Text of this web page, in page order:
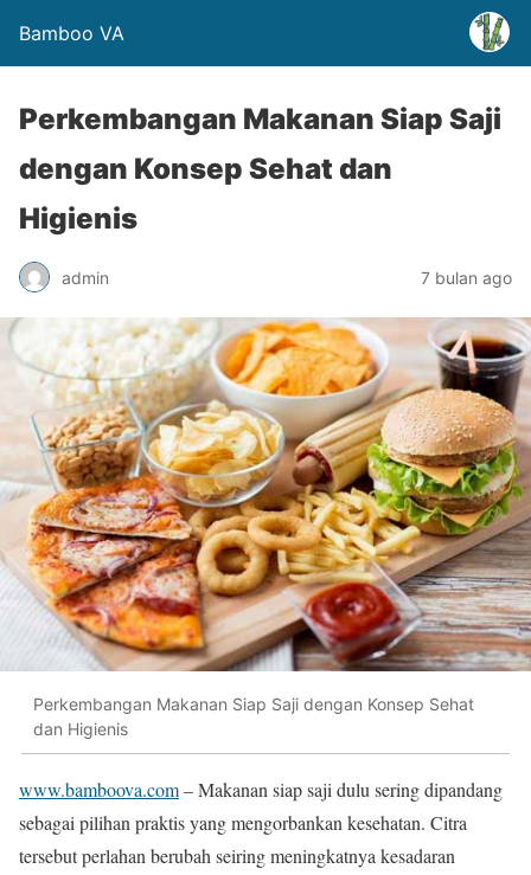
Bamboo VA
Perkembangan Makanan Siap Saji
dengan Konsep Sehat dan
Higienis
admin 7 bulan ago
Perkembangan Makanan Siap Saji dengan Konsep Sehat
dan Higienis
www.bamboova.com– Makanan siap saji dulu sering dipandang
sebagai pilihan praktis yang mengorbankan kesehatan. Citra
tersebut perlahan berubah seiring meningkatnya kesadaran